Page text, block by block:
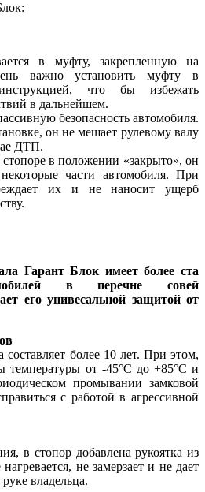
в муфту, закрепленную на
важно установить муфту в
что бы избежать
в дальнейшем.
безопасность автомобиля.
он не мешает рулевому валу
ДТП.
в положении «закрыто», он
части автомобиля. При
их и не наносит ущерб
Гарант Блок имеет более ста
в перечне совей
его унивесальной защитой от
более 10 лет. При этом,
температуры от -45°С до +85°С и
промывании замковой
с работой в агрессивной
в стопор добавлена рукоятка из
не замерзает и не дает
владельца.